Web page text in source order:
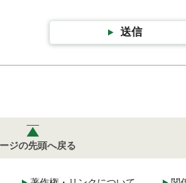
送信
ジの先頭へ戻る